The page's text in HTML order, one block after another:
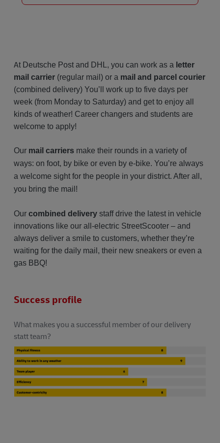
At Deutsche Post and DHL, you can work as a letter
mail carrier (regular mail) or a mail and parcel courier
(combined delivery) You’ll work up to five days per
week (from Monday to Saturday) and get to enjoy all
kinds of weather! Career changers and students are
welcome to apply!
Our mail carriers make their rounds in a variety of
ways: on foot, by bike or even by e-bike. You’re always
a welcome sight for the people in your district. After all,
you bring the mail!
Our combined delivery staff drive the latest in vehicle
innovations like our all-electric StreetScooter – and
always deliver a smile to customers, whether they’re
waiting for the daily mail, their new sneakers or even a
gas BBQ!
Success profile
What makes you a successful member of our delivery
statt team?